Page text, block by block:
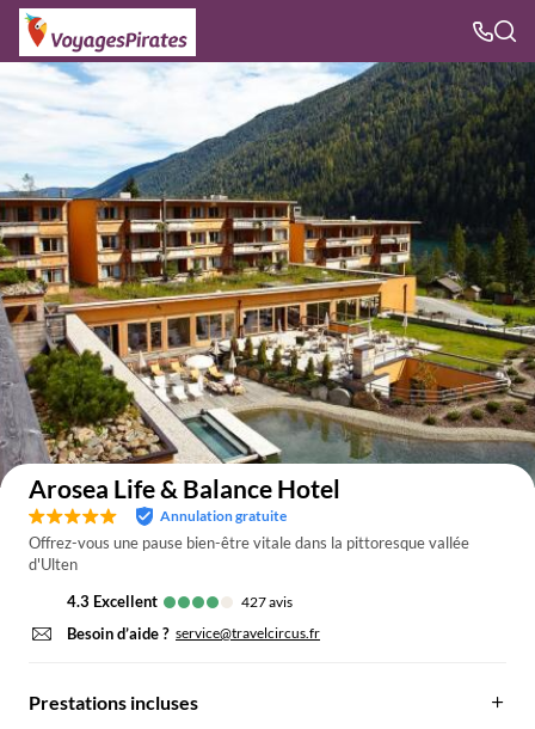
Voir sur la carte
Arosea Life & Balance Hotel
Annulation gratuite
Offrez-vous une pause bien-être vitale dans la pittoresque vallée
d'Ulten
4.3
excellent 427avis
Besoin d’aide ? service@travelcircus.fr
Prestations incluses